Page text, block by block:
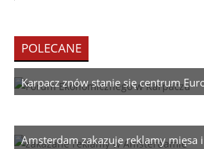
POLECANE
Karpacz znów stanie się centrum
Amsterdam zakazuje reklamy mięsa